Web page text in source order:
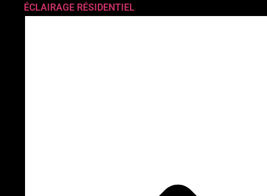
ÉCLAIRAGE RÉSIDENTIEL